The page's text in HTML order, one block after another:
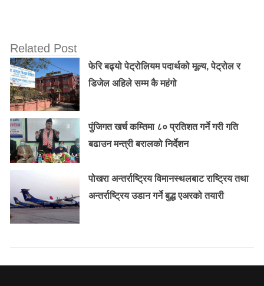
Related Post
फेरि बढ्यो पेट्रोलियम पदार्थको मूल्य, पेट्रोल र
डिजेल अहिले सम्म कै महंगो
पुंजिगत खर्च कम्तिमा ८० प्रतिशत गर्ने गरी गति
बढाउन मन्त्री बरालको निर्देशन
पोखरा अन्तर्राष्ट्रिय विमानस्थलबाट राष्ट्रिय तथा
अन्तर्राष्ट्रिय उडान गर्ने बुद्ध एअरको तयारी